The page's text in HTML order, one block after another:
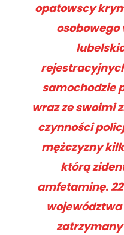
opatowscy
samochodzie
wraz ze swoimi
czynności
mężczyzny
którą
amfetaminę.
województwa
zatrzymany